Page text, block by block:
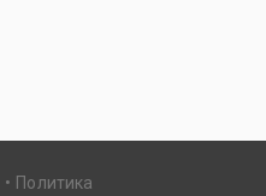
Политика